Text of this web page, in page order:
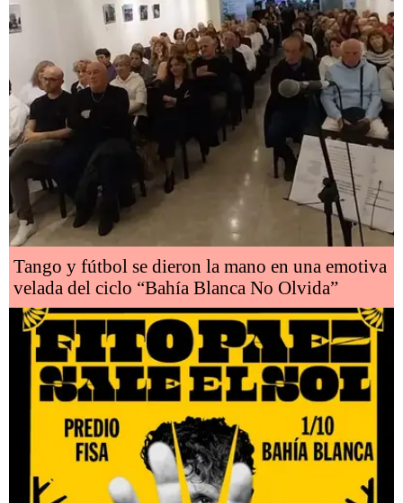
Tango y fútbol se dieron la mano en una emotiva
velada del ciclo “Bahía Blanca No Olvida”